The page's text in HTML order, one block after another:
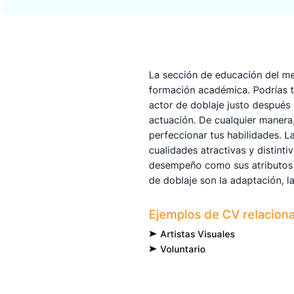
La sección de educación del
formación académica. Podrías
actor de doblaje justo
actuación. De cualquier
perfeccionar tus habilidades.
cualidades atractivas y
desempeño como sus
de doblaje son la adaptación,
Ejemplos de CV
Artistas Visuales
Voluntario